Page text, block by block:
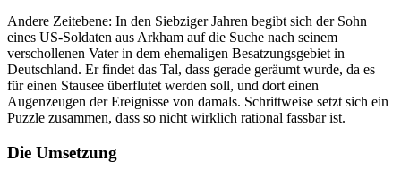
Andere Zeitebene: In den Siebziger Jahren begibt sich der Sohn
eines US-Soldaten aus Arkham auf die Suche nach seinem
verschollenen Vater in dem ehemaligen Besatzungsgebiet in
Deutschland. Er findet das Tal, dass gerade geräumt wurde, da es
für einen Stausee überflutet werden soll, und dort einen
Augenzeugen der Ereignisse von damals. Schrittweise setzt sich ein
Puzzle zusammen, dass so nicht wirklich rational fassbar ist.
Die Umsetzung